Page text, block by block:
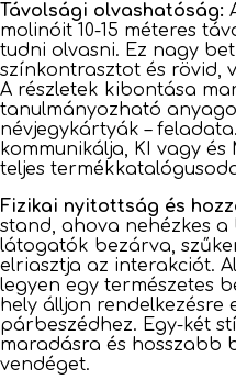
Távolsági olvashatóság:
molinóit 10-15 méteres
tudni olvasni. Ez nagy
színkontrasztot és rövid,
A részletek kibontása
tanulmányozható
névjegykártyák –
kommunikálja, KI vagy
teljes
Fizikai nyitottság és
stand, ahova nehézkes
látogatók bezárva,
elriasztja az interakciót.
legyen egy természetes
hely álljon rendelkezésre
párbeszédhez. Egy-két
maradásra és hosszabb
vendéget.